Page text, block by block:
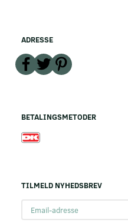
ADRESSE
BETALINGSMETODER
TILMELD NYHEDSBREV
adresse